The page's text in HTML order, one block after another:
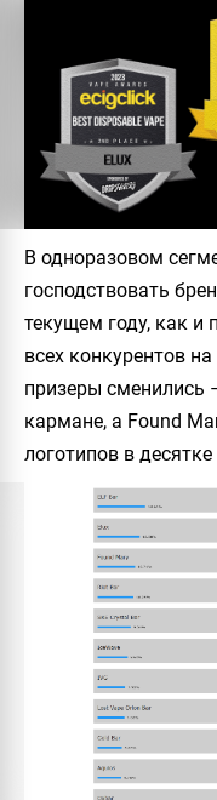
В одноразовом
господствовать
текущем году, как и
всех конкурентов
призеры сменились
кармане, а Found
логотипов в